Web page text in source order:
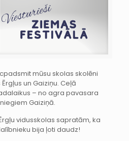
mūsu skolas skolēni
un Gaiziņu. Ceļā
– no agra pavasara
Gaiziņā.
vidusskolas sapratām, ka
bija ļoti daudz!